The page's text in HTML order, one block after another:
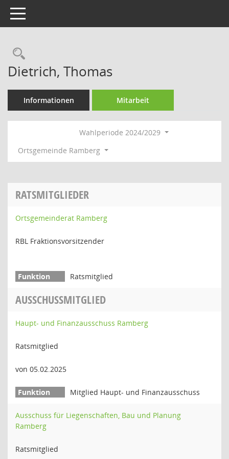
Toggle navigation
Rechercheauswahl
Dietrich, Thomas
Informationen Mitarbeit
Wahlperiode 2024/2029
Ortsgemeinde Ramberg
RATSMITGLIEDER
Ortsgemeinderat Ramberg
RBL Fraktionsvorsitzender
Ratsmitglied
AUSSCHUSSMITGLIED
Haupt- und Finanzausschuss Ramberg
Ratsmitglied
von 05.02.2025
Mitglied Haupt- und Finanzausschuss
Ausschuss für Liegenschaften, Bau und Planung
Ramberg
Ratsmitglied